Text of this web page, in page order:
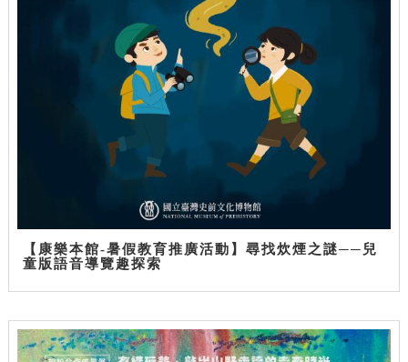
【康樂本館-暑假教育推廣活動】尋找炊煙之謎──兒
童版語音導覽趣探索